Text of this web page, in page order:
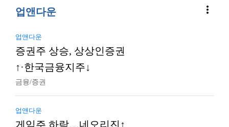
업앤다운 more_vert
업앤다운
증권주 상승, 상상인증권
↑·한국금융지주↓
금융/증권
업앤다운
게임주 하락…네오리진↑